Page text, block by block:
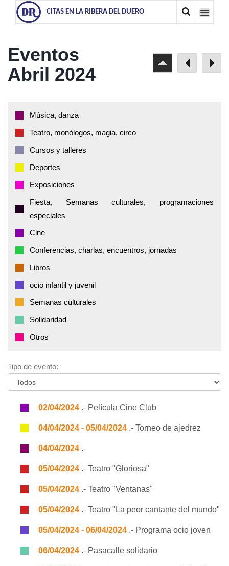
CITAS EN LA RIBERA DEL DUERO
Eventos
Abril 2024
Música, danza
Teatro, monólogos, magia, circo
Cursos y talleres
Deportes
Exposiciones
Fiesta, Semanas culturales, programaciones
especiales
Cine
Conferencias, charlas, encuentros, jornadas
Libros
ocio infantil y juvenil
Semanas culturales
Solidaridad
Otros
Tipo de evento:
02/04/2024 .- Película Cine Club
04/04/2024 - 05/04/2024 .- Torneo de ajedrez
04/04/2024 .-
05/04/2024 .- Teatro "Gloriosa"
05/04/2024 .- Teatro "Ventanas"
05/04/2024 .- Teatro "La peor cantante del mundo"
05/04/2024 - 06/04/2024 .- Programa ocio joven
06/04/2024 .- Pasacalle solidario